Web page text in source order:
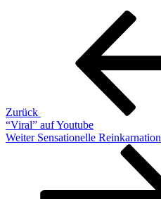
Beitragsnavigation
Zurück
“Viral” auf Youtube
Nächster
Weiter Sensationelle Reinkarnation